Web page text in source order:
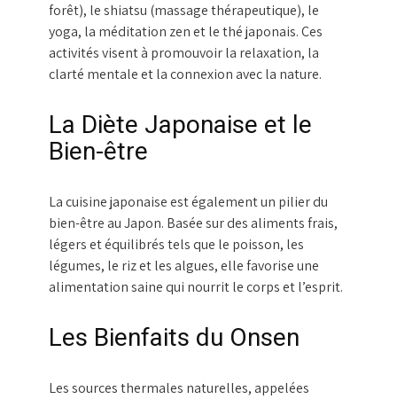
forêt), le shiatsu (massage thérapeutique), le
yoga, la méditation zen et le thé japonais. Ces
activités visent à promouvoir la relaxation, la
clarté mentale et la connexion avec la nature.
La Diète Japonaise et le
Bien-être
La cuisine japonaise est également un pilier du
bien-être au Japon. Basée sur des aliments frais,
légers et équilibrés tels que le poisson, les
légumes, le riz et les algues, elle favorise une
alimentation saine qui nourrit le corps et l’esprit.
Les Bienfaits du Onsen
Les sources thermales naturelles, appelées